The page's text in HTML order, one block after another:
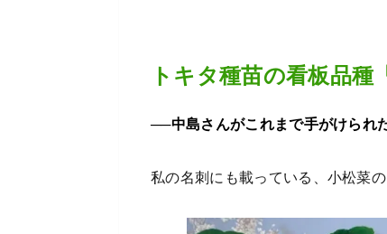
トキタ種苗の看板品
──中島さんがこれまで手がけられ
私の名刺にも載っている、小松菜